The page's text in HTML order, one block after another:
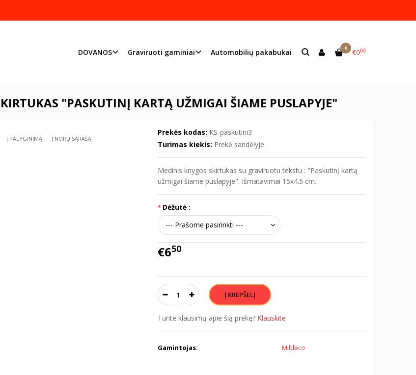
DOVANOS Graviruoti gaminiai Automobilių pakabukai 0 €000
Pjaustome ir graviruojame lazeriu.
Priimame individualius užsakymus: info@mildeco.lt
"PASKUTINĮ KARTĄ UŽMIGAI ŠIAME PUSLAPYJE"
Į PALYGINIMĄ Į NORŲ SĄRAŠĄ
Prekės kodas: KS-paskutini3
Turimas kiekis: Prekė sandėlyje
Medinis knygos skirtukas su graviruotu tekstu : "Paskutinį kartą
užmigai šiame puslapyje". Išmatavimai 15x4.5 cm.
Dėžutė :
€650
Turite klausimų apie šią prekę? Klauskite
Gamintojas: Mildeco